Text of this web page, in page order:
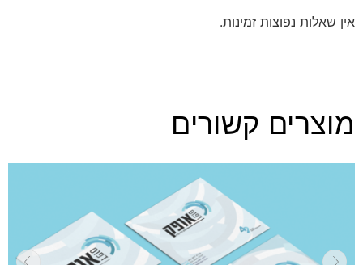
אין שאלות נפוצות זמינות.
מוצרים קשורים